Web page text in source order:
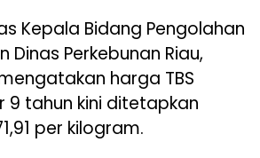
Kepala Bidang Pengolahan
Dinas Perkebunan Riau,
harga TBS
9 tahun kini ditetapkan
per kilogram.